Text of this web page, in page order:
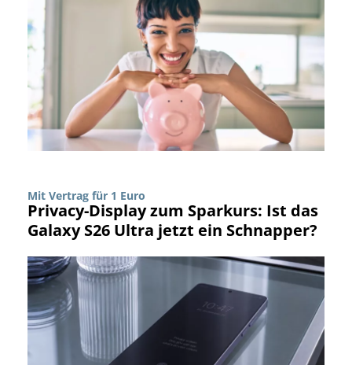
Mit Vertrag für 1 Euro
Privacy-Display zum Sparkurs: Ist das
Galaxy S26 Ultra jetzt ein Schnapper?